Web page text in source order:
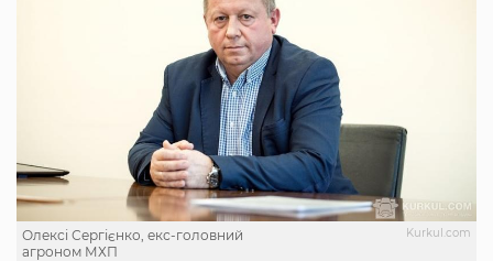
Kurkul.com
Олексі Сергієнко, екс-головний
агроном МХП